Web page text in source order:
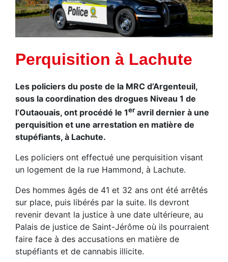
Perquisition à Lachute
Les policiers du poste de la MRC d’Argenteuil,
sous la coordination des drogues Niveau 1 de
l’Outaouais, ont procédé le 1eravril dernier à une
perquisition et une arrestation en matière de
stupéfiants, à Lachute.
Les policiers ont effectué une perquisition visant
un logement de la rue Hammond, à Lachute.
Des hommes âgés de 41 et 32 ans ont été arrêtés
sur place, puis libérés par la suite. Ils devront
revenir devant la justice à une date ultérieure, au
Palais de justice de Saint-Jérôme où ils pourraient
faire face à des accusations en matière de
stupéfiants et de cannabis illicite.